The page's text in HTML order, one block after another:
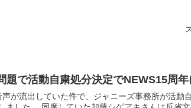
で活動自粛処分決定でNEWS15周
が流出していた件で、ジャニーズ事務所が活動